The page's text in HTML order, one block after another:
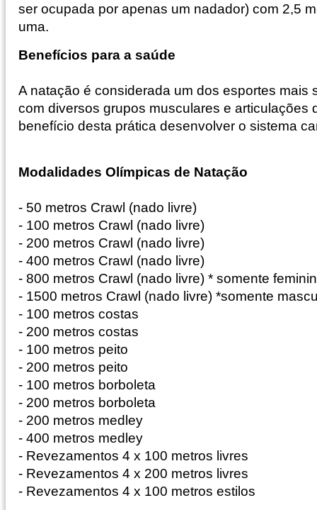
ser ocupada por apenas um nadador) com 2,5
uma.
Benefícios para a saúde
A natação é considerada um dos esportes mais
com diversos grupos musculares e articulações
benefício desta prática desenvolver o sistema
Modalidades Olímpicas de Natação
- 50 metros Crawl (nado livre)
- 100 metros Crawl (nado livre)
- 200 metros Crawl (nado livre)
- 400 metros Crawl (nado livre)
- 800 metros Crawl (nado livre) * somente
- 1500 metros Crawl (nado livre) *somente
- 100 metros costas
- 200 metros costas
- 100 metros peito
- 200 metros peito
- 100 metros borboleta
- 200 metros borboleta
- 200 metros medley
- 400 metros medley
- Revezamentos 4 x 100 metros livres
- Revezamentos 4 x 200 metros livres
- Revezamentos 4 x 100 metros estilos